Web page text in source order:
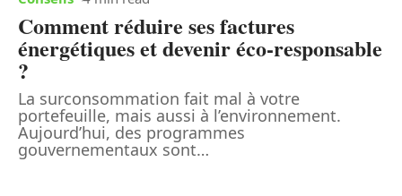
Comment réduire ses factures
énergétiques et devenir éco-responsable
?
La surconsommation fait mal à votre
portefeuille, mais aussi à l’environnement.
Aujourd’hui, des programmes
gouvernementaux sont…